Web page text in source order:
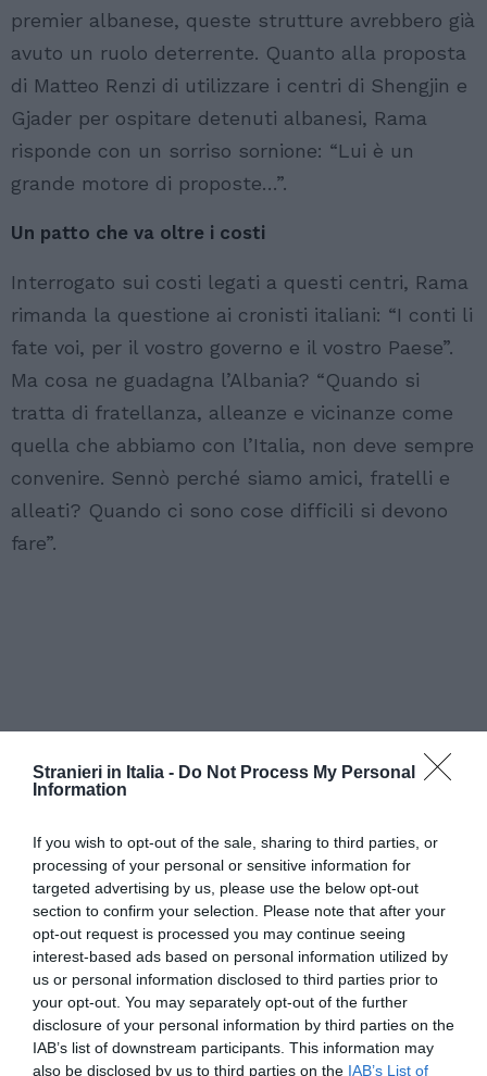
Stranieri in Italia - Do Not Process My Personal
Information
If you wish to opt-out of the sale, sharing to third parties, or
processing of your personal or sensitive information for
targeted advertising by us, please use the below opt-out
section to confirm your selection. Please note that after your
opt-out request is processed you may continue seeing
interest-based ads based on personal information utilized by
us or personal information disclosed to third parties prior to
your opt-out. You may separately opt-out of the further
disclosure of your personal information by third parties on the
IAB’s list of downstream participants. This information may
also be disclosed by us to third parties on the IAB’s List of
premier albanese, queste strutture avrebbero già
avuto un ruolo deterrente. Quanto alla proposta
di Matteo Renzi di utilizzare i centri di Shengjin e
Gjader per ospitare detenuti albanesi, Rama
risponde con un sorriso sornione: “Lui è un
grande motore di proposte…”.
Un patto che va oltre i costi
Interrogato sui costi legati a questi centri, Rama
rimanda la questione ai cronisti italiani: “I conti li
fate voi, per il vostro governo e il vostro Paese”.
Ma cosa ne guadagna l’Albania? “Quando si
tratta di fratellanza, alleanze e vicinanze come
quella che abbiamo con l’Italia, non deve sempre
convenire. Sennò perché siamo amici, fratelli e
alleati? Quando ci sono cose difficili si devono
fare”.